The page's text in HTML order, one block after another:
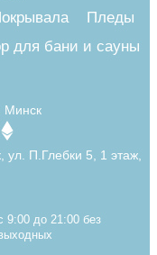
Пледы
для бани и сауны
Минск
ул. П.Глебки 5, 1 этаж,
9:00 до 21:00 без